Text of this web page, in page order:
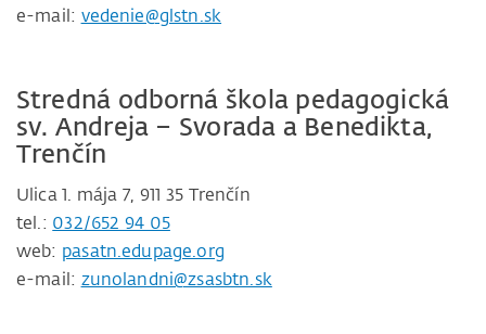
e-mail: vedenie@glstn.sk
Stredná odborná škola pedagogická
sv. Andreja – Svorada a Benedikta,
Trenčín
Ulica 1. mája 7, 911 35 Trenčín
tel.: 032/652 94 05
web: pasatn.edupage.org
e-mail: zunolandni@zsasbtn.sk